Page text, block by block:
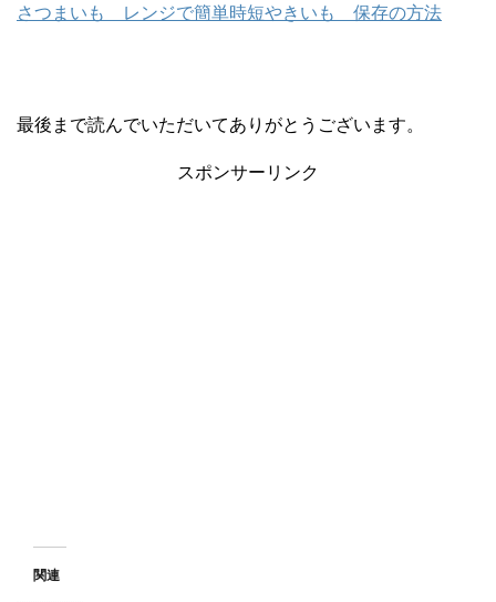
さつまいも レンジで簡単時短やきいも 保存の方法
最後まで読んでいただいてありがとうございます。
スポンサーリンク
関連